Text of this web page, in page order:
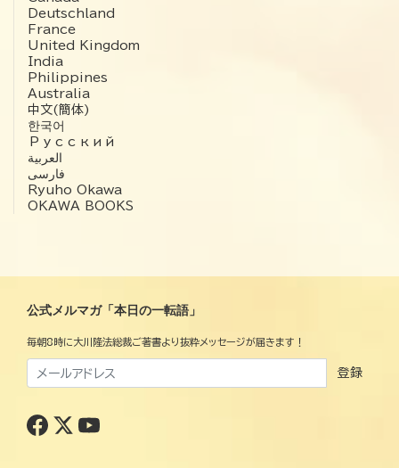
Deutschland
France
United Kingdom
India
Philippines
Australia
中文(簡体)
한국어
Русский
العربية‏
فارسی
Ryuho Okawa
OKAWA BOOKS
公式メルマガ「本日の一転語」
毎朝8時に大川隆法総裁ご著書より抜粋メッセージが届きます！
登録